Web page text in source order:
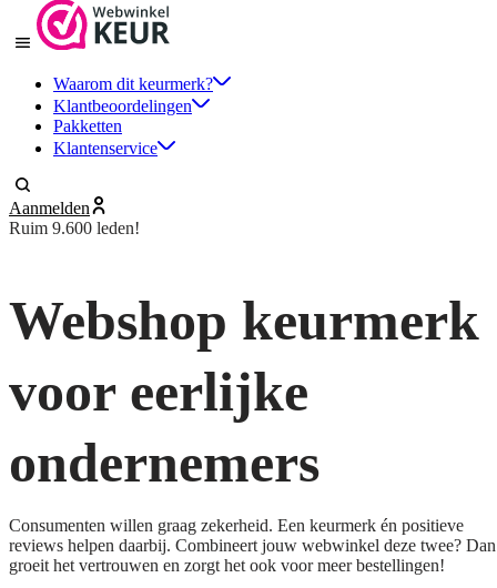
Waarom dit keurmerk?
Klantbeoordelingen
Pakketten
Klantenservice
Aanmelden
Ruim 9.600 leden!
Webshop keurmerk
voor eerlijke
ondernemers
Consumenten willen graag zekerheid. Een keurmerk én positieve
reviews helpen daarbij. Combineert jouw webwinkel deze twee? Dan
groeit het vertrouwen en zorgt het ook voor meer bestellingen!